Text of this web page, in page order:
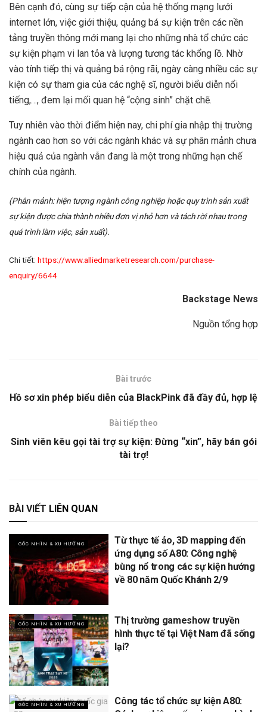
Bên cạnh đó, cùng sự tiếp cận của hệ thống mạng lưới
internet lớn, việc giới thiệu, quảng bá sự kiện trên các nền
tảng truyền thông mới mang lại cho những nhà tổ chức các
sự kiện phạm vi lan tỏa và lượng tương tác khổng lồ. Nhờ
vào tính tiếp thị và quảng bá rộng rãi, ngày càng nhiều các sự
kiện có sự tham gia của các nghệ sĩ, người biểu diễn nổi
tiếng,…, đem lại mối quan hệ “cộng sinh” chặt chẽ.
Tuy nhiên vào thời điểm hiện nay, chi phí gia nhập thị trường
ngành cao hơn so với các ngành khác và sự phân mảnh chưa
hiệu quả của ngành vẫn đang là một trong những hạn chế
chính của ngành.
(Phân mảnh: hiện tượng ngành công nghiệp hoặc quy trình sản xuất
sự kiện được chia thành nhiều đơn vị nhỏ hơn và tách rời nhau trong
quá trình làm việc, sản xuất).
Chi tiết: https://www.alliedmarketresearch.com/purchase-
enquiry/6644
Backstage News
Nguồn tổng hợp
Bài trước
Hồ sơ xin phép biểu diễn của BlackPink đã đầy đủ, hợp lệ
Bài tiếp theo
Sinh viên kêu gọi tài trợ sự kiện: Đừng “xin”, hãy bán gói
tài trợ!
BÀI VIẾT LIÊN QUAN
GÓC NHÌN & XU HƯỚNG
Từ thực tế ảo, 3D mapping đến
ứng dụng số A80: Công nghệ
bùng nổ trong các sự kiện hướng
về 80 năm Quốc Khánh 2/9
GÓC NHÌN & XU HƯỚNG
Thị trường gameshow truyền
hình thực tế tại Việt Nam đã sống
lại?
GÓC NHÌN & XU HƯỚNG
Công tác tổ chức sự kiện A80: